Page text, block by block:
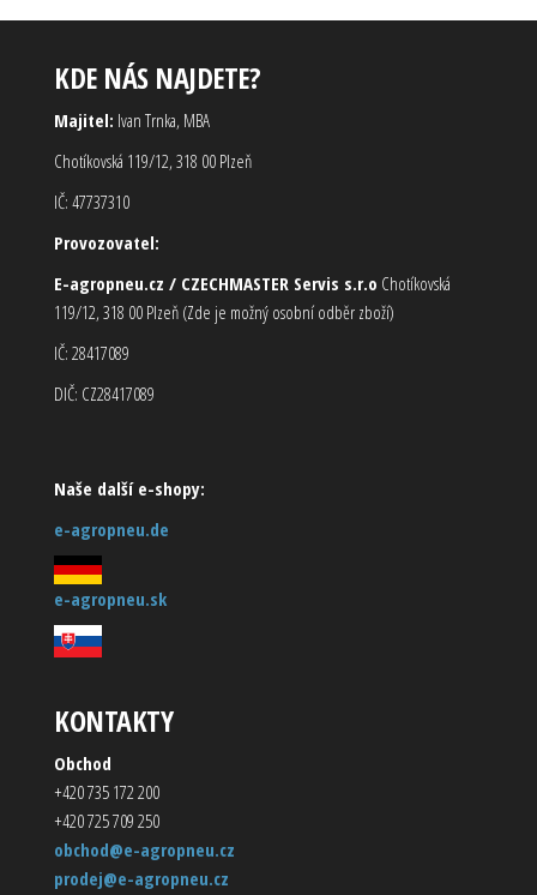
KDE NÁS NAJDETE?
Majitel: Ivan Trnka, MBA
Chotíkovská 119/12, 318 00 Plzeň
IČ: 47737310
Provozovatel:
E-agropneu.cz / CZECHMASTER Servis s.r.o Chotíkovská
119/12, 318 00 Plzeň (Zde je možný osobní odběr zboží)
IČ: 28417089
DIČ: CZ28417089
Naše další e-shopy:
e-agropneu.de
e-agropneu.sk
KONTAKTY
Obchod
+420 735 172 200
+420 725 709 250
obchod@e-agropneu.cz
prodej@e-agropneu.cz